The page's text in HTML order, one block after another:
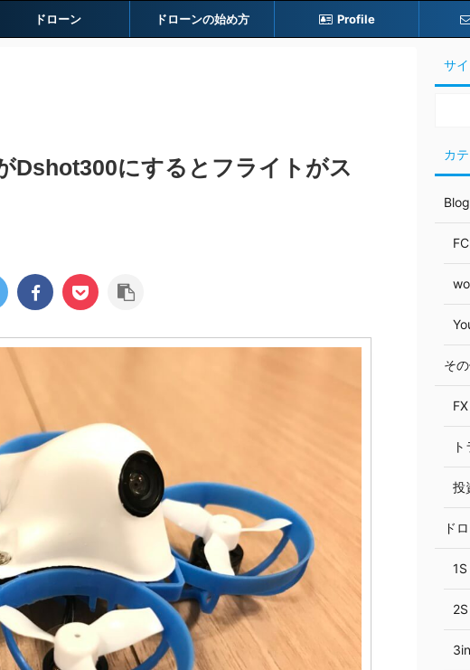
ドローン ドローンの始め方 Profile
Dshot300にするとフライトがス
サ
カ
そ
投
ド